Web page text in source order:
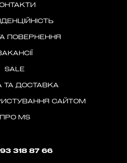
ПОВЕРНЕННЯ
SALE
ТА ДОСТАВКА
САЙТОМ
ПРО MS
318 87 66